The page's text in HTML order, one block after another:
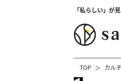
「私らしい」が
TOP カル